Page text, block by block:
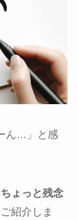
ん…」と感
ょっと残念
紹介しま